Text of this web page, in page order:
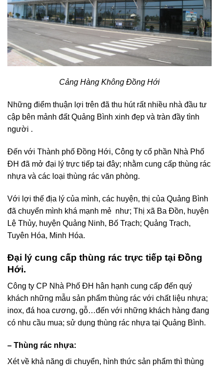
Cảng Hàng Không Đồng Hới
Những điểm thuận lợi trên đã thu hút rất nhiều nhà đầu tư
cập bên mảnh đất Quảng Bình xinh đẹp và tràn đầy tình
người .
Đến với Thành phố Đồng Hới, Công ty cổ phần Nhà Phố
ĐH đã mở đại lý trực tiếp tại đây; nhằm cung cấp thùng rác
nhựa và các loại thùng rác văn phòng.
Với lợi thế địa lý của mình, các huyện, thị của Quảng Bình
đã chuyển mình khá mạnh mẻ như; Thị xã Ba Đồn, huyện
Lệ Thủy, huyện Quảng Ninh, Bố Trạch; Quảng Trạch,
Tuyên Hóa, Minh Hóa.
Đại lý cung cấp thùng rác trực tiếp tại Đồng
Hới.
Công ty CP Nhà Phố ĐH hân hạnh cung cấp đến quý
khách những mẫu sản phẩm thùng rác với chất liệu nhựa;
inox, đá hoa cương, gỗ…đến với những khách hàng đang
có nhu cầu mua; sử dụng thùng rác nhựa tại Quảng Bình.
– Thùng rác nhựa:
Xét về khả năng di chuyển, hình thức sản phẩm thì thùng